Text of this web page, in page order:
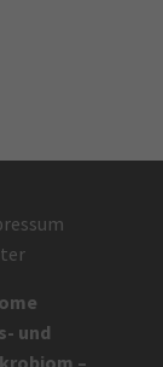
und
–